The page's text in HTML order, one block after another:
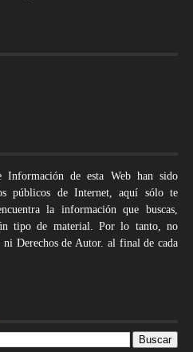
Información de esta Web han sido
públicos de Internet, aquí sólo te
la información que buscas,
tipo de material. Por lo tanto, no
Derechos de Autor. al final de cada